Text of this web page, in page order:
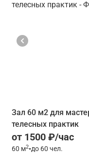
Зал 60 м2 для
телесных практик
от 1500 ₽/час
60 м2•до 60 чел.